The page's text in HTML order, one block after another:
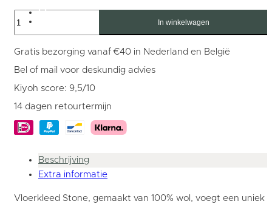
blog
Vloerkleed
Stone
417
Kiezelvormig
x
230
cm
aantal
In winkelwagen
Gratis bezorging vanaf €40 in Nederland en België
Bel of mail voor deskundig advies
Kiyoh score: 9,5/10
14 dagen retourtermijn
Beschrijving
Extra informatie
Vloerkleed Stone, gemaakt van 100% wol, voegt een uniek